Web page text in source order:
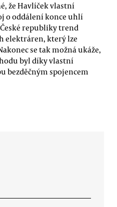
že Havlíček vlastní
o oddálení konce uhlí
republiky trend
elektráren, který lze
se tak možná ukáže,
byl díky vlastní
bezděčným spojencem